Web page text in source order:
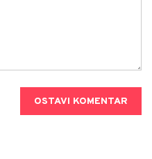
OSTAVI KOMENTAR